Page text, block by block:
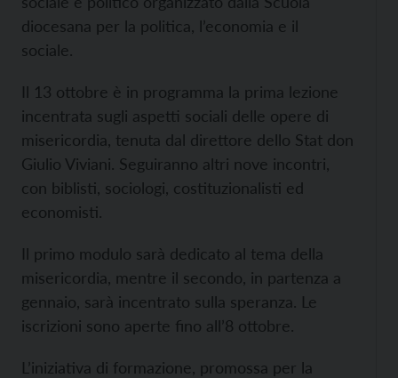
diocesana per la politica, l’economia e il
sociale.
Il 13 ottobre è in programma la prima lezione
incentrata sugli aspetti sociali delle opere di
misericordia, tenuta dal direttore dello Stat don
Giulio Viviani. Seguiranno altri nove incontri,
con biblisti, sociologi, costituzionalisti ed
economisti.
Il primo modulo sarà dedicato al tema della
misericordia, mentre il secondo, in partenza a
gennaio, sarà incentrato sulla speranza. Le
iscrizioni sono aperte fino all’8 ottobre.
L’iniziativa di formazione, promossa per la